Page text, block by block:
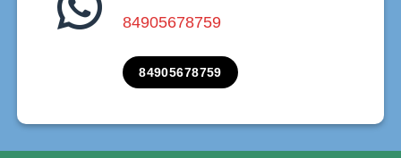
84905678759
84905678759